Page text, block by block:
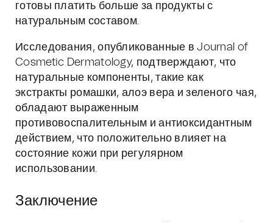
готовы платить больше за продукты с
натуральным составом.
Исследования, опубликованные в Journal of
Cosmetic Dermatology, подтверждают, что
натуральные компоненты, такие как
экстракты ромашки, алоэ вера и зеленого чая,
обладают выраженным
противовоспалительным и антиоксидантным
действием, что положительно влияет на
состояние кожи при регулярном
использовании.
Заключение